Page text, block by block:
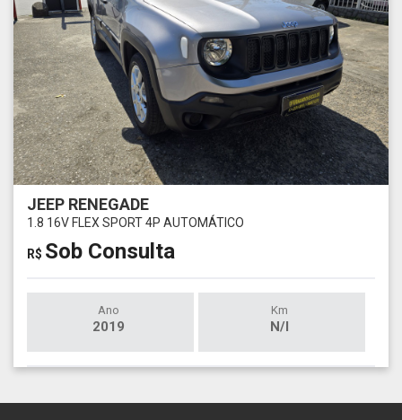
JEEP RENEGADE
1.8 16V FLEX SPORT 4P AUTOMÁTICO
R$ Sob Consulta
Ano
2019
Km
N/I